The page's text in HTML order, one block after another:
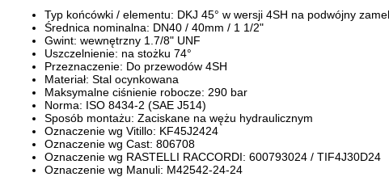
Typ końcówki / elementu: DKJ 45° w wersji 4SH na podwójny
Średnica nominalna: DN40 / 40mm / 1 1/2"
Gwint: wewnętrzny 1.7/8" UNF
Uszczelnienie: na stożku 74°
Przeznaczenie: Do przewodów 4SH
Materiał: Stal ocynkowana
Maksymalne ciśnienie robocze: 290 bar
Norma: ISO 8434-2 (SAE J514)
Sposób montażu: Zaciskane na wężu hydraulicznym
Oznaczenie wg Vitillo: KF45J2424
Oznaczenie wg Cast: 806708
Oznaczenie wg RASTELLI RACCORDI: 600793024 / TIF4J30D24
Oznaczenie wg Manuli: M42542-24-24